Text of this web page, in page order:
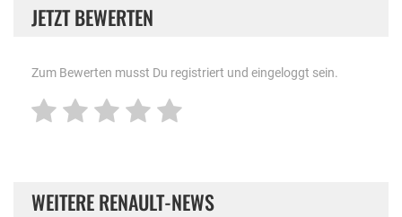
JETZT BEWERTEN
Zum Bewerten musst Du registriert und eingeloggt sein.
WEITERE RENAULT-NEWS